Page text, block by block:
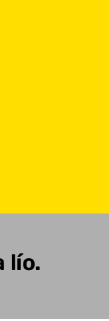
lío.